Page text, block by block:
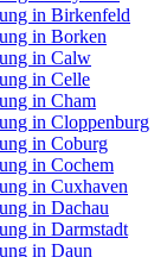
in Birkenfeld
in Borken
in Calw
in Celle
in Cham
in Cloppenburg
in Coburg
in Cochem
in Cuxhaven
in Dachau
in Darmstadt
in Daun